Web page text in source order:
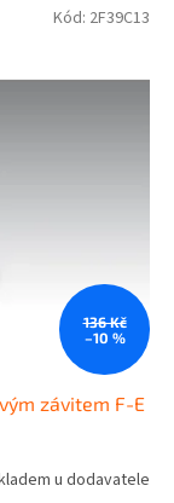
136 Kč
–10 %
závitem F-E
u dodavatele
Kód: 2F39C13